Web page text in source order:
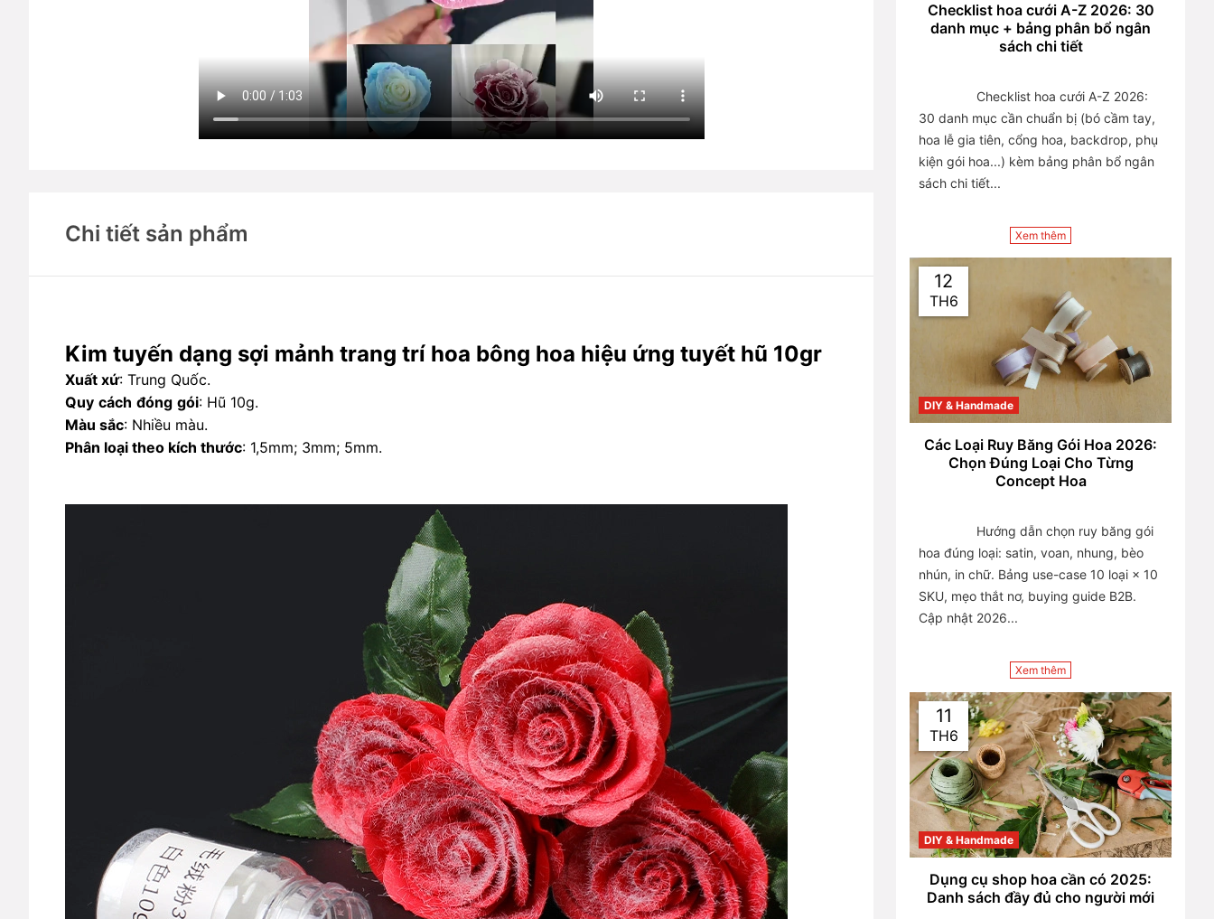
Chi tiết sản phẩm
Kim tuyến dạng sợi mảnh trang trí hoa bông hoa hiệu ứng tuyết hũ 10gr
Xuất xứ: Trung Quốc.
Quy cách đóng gói: Hũ 10g.
Màu sắc: Nhiều màu.
Phân loại theo kích thước: 1,5mm; 3mm; 5mm.
Checklist hoa cưới A-Z 2026: 30
danh mục + bảng phân bổ ngân
sách chi tiết
30 danh mục cần chuẩn bị (bó cầm tay,
hoa lễ gia tiên, cổng hoa, backdrop, phụ
kiện gói hoa...) kèm bảng phân bổ ngân
sách chi tiết...
Xem thêm
12
TH6
DIY & Handmade
Các Loại Ruy Băng Gói Hoa 2026:
Chọn Đúng Loại Cho Từng
Concept Hoa
hoa đúng loại: satin, voan, nhung, bèo
nhún, in chữ. Bảng use-case 10 loại × 10
SKU, mẹo thắt nơ, buying guide B2B.
Cập nhật 2026...
Xem thêm
11
TH6
DIY & Handmade
Dụng cụ shop hoa cần có 2025:
Danh sách đầy đủ cho người mới